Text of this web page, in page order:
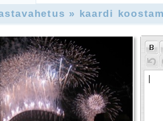
» kaardi